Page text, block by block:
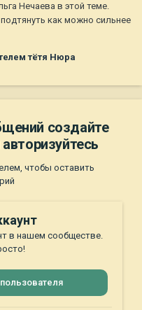
Нечаева в этой теме.
как можно сильнее
тётя Нюра
создайте
чтобы оставить
в нашем сообществе.